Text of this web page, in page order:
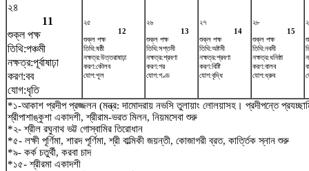
২৪
11
শুক্ল পক্ষ
তিথি:পঞ্চমী
নক্ষত্র:পূর্বাষাঢ়া
করণ:বব
যোগ:ধৃতি
২৫
12
শুক্ল পক্ষ
তিথি:ষষ্ঠী
নক্ষত্র:উত্তরাষাঢ়া
করণ:কৌলব
যোগ:শূল
২৬
13
শুক্ল পক্ষ
তিথি:সপ্তমী
নক্ষত্র:শ্রবণা
করণ:গর
যোগ:গণ্ড
২৭
14
শুক্ল পক্ষ
তিথি:অষ্টমী
নক্ষত্র:শ্রবণা
করণ:বিষ্টি
যোগ:বৃদ্ধি
২৮
15
শুক্ল পক্ষ
তিথি:নবমী
নক্ষত্র:ধনিষ্ঠা
করণ:বালব
যোগ:ধ্রুব
*১-আকাশ প্রদীপ প্রজ্জলন (মন্ত্র: দামোদরায় নভসি তুলায়াং লোলয়াসহ। প্রদীপন্তে
শ্রীপাশাঙ্কুশা একাদশী, শ্রীরাম-ভরত মিলন, নিয়মসেবা শুরু
*২- শ্রীল রঘুনাথ ভট্ট গোস্বামির তিরোধান
*৫- লক্ষী পূর্ণিমা, শারদ পূর্ণিমা, শ্রী বাল্মিকী জয়ন্তী, কোজাগরী ব্রত, কার্ত্তিক স্নান শুরু
*৯- কর্ক চতুর্থী, করবা চাদ
*১৫- শ্রীরমা একাদশী